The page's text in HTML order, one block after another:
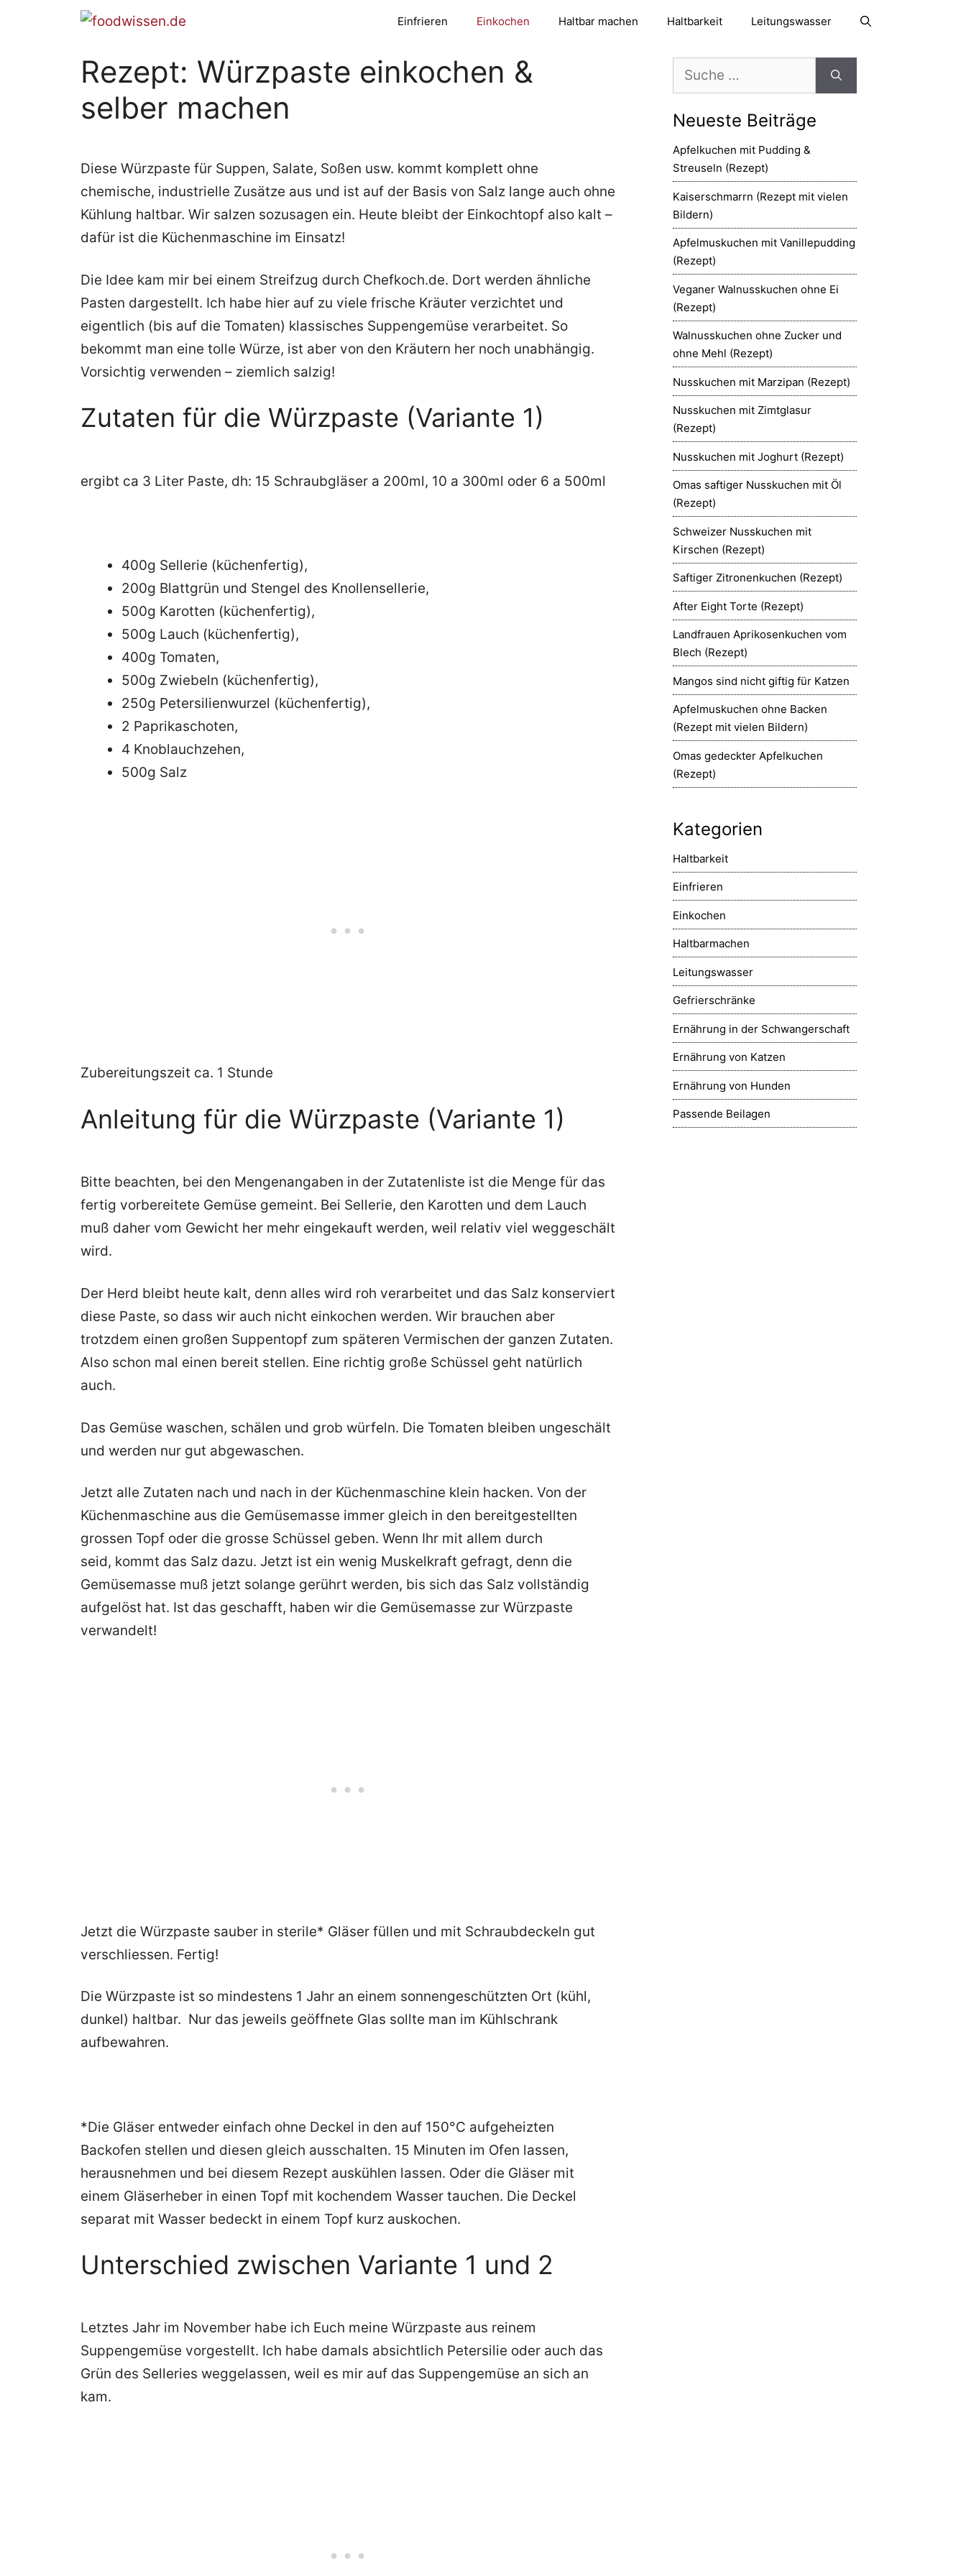
Einfrieren Einkochen Haltbar machen Haltbarkeit Leitungswasser
Rezept: Würzpaste einkochen &
selber machen
Diese Würzpaste für Suppen, Salate, Soßen usw. kommt komplett ohne
chemische, industrielle Zusätze aus und ist auf der Basis von Salz lange auch ohne
Kühlung haltbar. Wir salzen sozusagen ein. Heute bleibt der Einkochtopf also kalt –
dafür ist die Küchenmaschine im Einsatz!
Die Idee kam mir bei einem Streifzug durch Chefkoch.de. Dort werden ähnliche
Pasten dargestellt. Ich habe hier auf zu viele frische Kräuter verzichtet und
eigentlich (bis auf die Tomaten) klassisches Suppengemüse verarbeitet. So
bekommt man eine tolle Würze, ist aber von den Kräutern her noch unabhängig.
Vorsichtig verwenden – ziemlich salzig!
Zutaten für die Würzpaste (Variante 1)
ergibt ca 3 Liter Paste, dh: 15 Schraubgläser a 200ml, 10 a 300ml oder 6 a 500ml
400g Sellerie (küchenfertig),
200g Blattgrün und Stengel des Knollensellerie,
500g Karotten (küchenfertig),
500g Lauch (küchenfertig),
400g Tomaten,
500g Zwiebeln (küchenfertig),
250g Petersilienwurzel (küchenfertig),
2 Paprikaschoten,
4 Knoblauchzehen,
500g Salz
Zubereitungszeit ca. 1 Stunde
Anleitung für die Würzpaste (Variante 1)
Bitte beachten, bei den Mengenangaben in der Zutatenliste ist die Menge für das
fertig vorbereitete Gemüse gemeint. Bei Sellerie, den Karotten und dem Lauch
muß daher vom Gewicht her mehr eingekauft werden, weil relativ viel weggeschält
wird.
Der Herd bleibt heute kalt, denn alles wird roh verarbeitet und das Salz konserviert
diese Paste, so dass wir auch nicht einkochen werden. Wir brauchen aber
trotzdem einen großen Suppentopf zum späteren Vermischen der ganzen Zutaten.
Also schon mal einen bereit stellen. Eine richtig große Schüssel geht natürlich
auch.
Das Gemüse waschen, schälen und grob würfeln. Die Tomaten bleiben ungeschält
und werden nur gut abgewaschen.
Jetzt alle Zutaten nach und nach in der Küchenmaschine klein hacken. Von der
Küchenmaschine aus die Gemüsemasse immer gleich in den bereitgestellten
grossen Topf oder die grosse Schüssel geben. Wenn Ihr mit allem durch
seid, kommt das Salz dazu. Jetzt ist ein wenig Muskelkraft gefragt, denn die
Gemüsemasse muß jetzt solange gerührt werden, bis sich das Salz vollständig
aufgelöst hat. Ist das geschafft, haben wir die Gemüsemasse zur Würzpaste
verwandelt!
Jetzt die Würzpaste sauber in sterile* Gläser füllen und mit Schraubdeckeln gut
verschliessen. Fertig!
Die Würzpaste ist so mindestens 1 Jahr an einem sonnengeschützten Ort (kühl,
dunkel) haltbar. Nur das jeweils geöffnete Glas sollte man im Kühlschrank
aufbewahren.
*Die Gläser entweder einfach ohne Deckel in den auf 150°C aufgeheizten
Backofen stellen und diesen gleich ausschalten. 15 Minuten im Ofen lassen,
herausnehmen und bei diesem Rezept auskühlen lassen. Oder die Gläser mit
einem Gläserheber in einen Topf mit kochendem Wasser tauchen. Die Deckel
separat mit Wasser bedeckt in einem Topf kurz auskochen.
Unterschied zwischen Variante 1 und 2
Letztes Jahr im November habe ich Euch meine Würzpaste aus reinem
Suppengemüse vorgestellt. Ich habe damals absichtlich Petersilie oder auch das
Grün des Selleries weggelassen, weil es mir auf das Suppengemüse an sich an
kam.
nach:
Neueste Beiträge
Apfelkuchen mit Pudding &
Streuseln (Rezept)
Kaiserschmarrn (Rezept mit vielen
Bildern)
Apfelmuskuchen mit Vanillepudding
(Rezept)
Veganer Walnusskuchen ohne Ei
(Rezept)
Walnusskuchen ohne Zucker und
ohne Mehl (Rezept)
Nusskuchen mit Marzipan (Rezept)
Nusskuchen mit Zimtglasur
(Rezept)
Nusskuchen mit Joghurt (Rezept)
Omas saftiger Nusskuchen mit Öl
(Rezept)
Schweizer Nusskuchen mit
Kirschen (Rezept)
Saftiger Zitronenkuchen (Rezept)
After Eight Torte (Rezept)
Landfrauen Aprikosenkuchen vom
Blech (Rezept)
Mangos sind nicht giftig für Katzen
Apfelmuskuchen ohne Backen
(Rezept mit vielen Bildern)
Omas gedeckter Apfelkuchen
(Rezept)
Kategorien
Haltbarkeit
Einfrieren
Einkochen
Haltbarmachen
Leitungswasser
Gefrierschränke
Ernährung in der Schwangerschaft
Ernährung von Katzen
Ernährung von Hunden
Passende Beilagen